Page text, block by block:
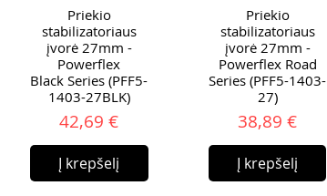
Priekio
stabilizatoriaus
įvorė 27mm -
Powerflex
Black Series (PFF5-
1403-27BLK)
Kaina
42,69 €
Į krepšelį
Priekio
stabilizatoriaus
įvorė 27mm -
Powerflex Road
Series (PFF5-1403-
27)
Kaina
38,89 €
Į krepšelį